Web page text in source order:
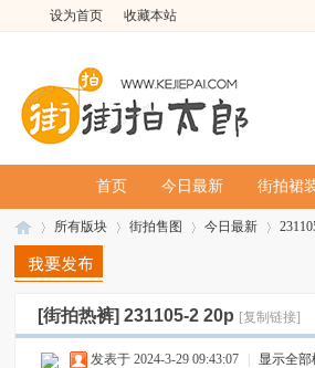
设为首页 收藏本站
首页 今日最新 街拍裙
»
所有版块
›
街拍售图
›
今日最新
›
[街拍热裤]231105-2 20p [复制链接]
发表于 2024-3-29 09:43:07 显示全部